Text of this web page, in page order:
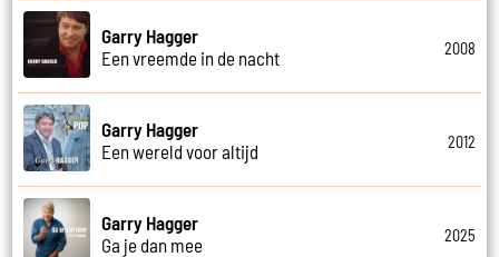
Garry Hagger
Een vreemde in de nacht
2008
Garry Hagger
Een wereld voor altijd
2012
Garry Hagger
Ga je dan mee
2025